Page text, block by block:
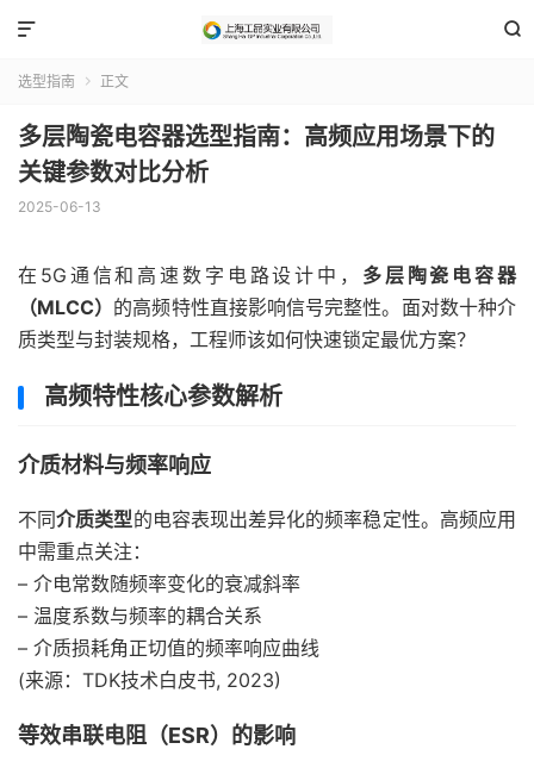


选型指南  正文
多层陶瓷电容器选型指南：高频应用场景下的
关键参数对比分析
2025-06-13
在5G通信和高速数字电路设计中， 多层陶瓷电容器
（MLCC） 的高频特性直接影响信号完整性。面对数十种介
质类型与封装规格，工程师该如何快速锁定最优方案？
高频特性核心参数解析
介质材料与频率响应
不同介质类型的电容表现出差异化的频率稳定性。高频应用
中需重点关注：
– 介电常数随频率变化的衰减斜率
– 温度系数与频率的耦合关系
– 介质损耗角正切值的频率响应曲线
(来源：TDK技术白皮书, 2023)
等效串联电阻（ESR）的影响